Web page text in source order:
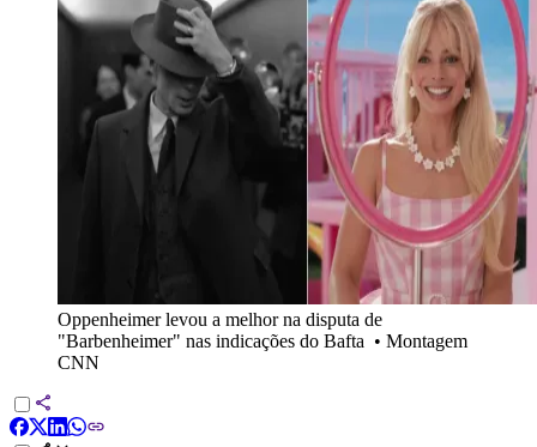
Oppenheimer levou a melhor na disputa de
"Barbenheimer" nas indicações do Bafta • Montagem
CNN